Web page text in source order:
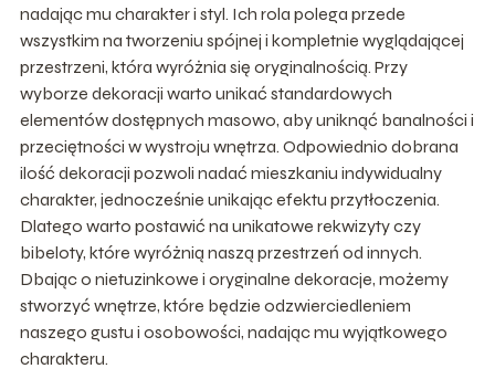
nadając mu charakter i styl. Ich rola polega przede
wszystkim na tworzeniu spójnej i kompletnie wyglądającej
przestrzeni, która wyróżnia się oryginalnością. Przy
wyborze dekoracji warto unikać standardowych
elementów dostępnych masowo, aby uniknąć banalności i
przeciętności w wystroju wnętrza. Odpowiednio dobrana
ilość dekoracji pozwoli nadać mieszkaniu indywidualny
charakter, jednocześnie unikając efektu przytłoczenia.
Dlatego warto postawić na unikatowe rekwizyty czy
bibeloty, które wyróżnią naszą przestrzeń od innych.
Dbając o nietuzinkowe i oryginalne dekoracje, możemy
stworzyć wnętrze, które będzie odzwierciedleniem
naszego gustu i osobowości, nadając mu wyjątkowego
charakteru.